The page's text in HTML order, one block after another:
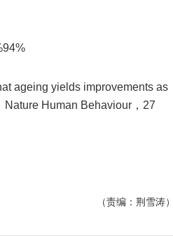
ageing yields improvements as
Human Behaviour，27
（责编：荆雪涛）